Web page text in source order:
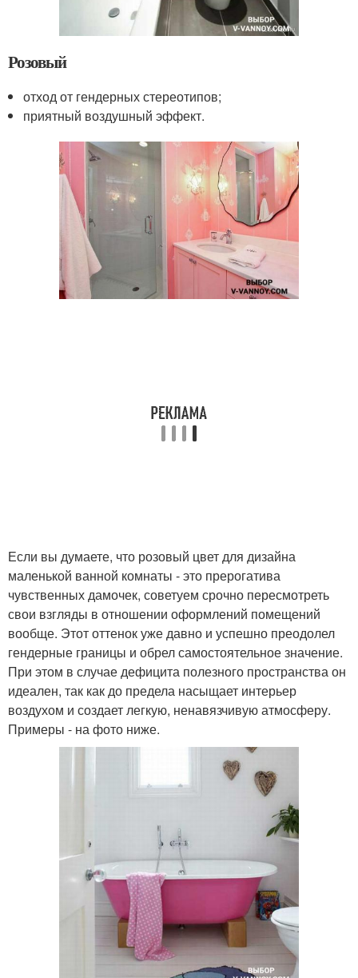
Розовый
отход от гендерных стереотипов;
приятный воздушный эффект.
Если вы думаете, что розовый цвет для дизайна
маленькой ванной комнаты - это прерогатива
чувственных дамочек, советуем срочно пересмотреть
свои взгляды в отношении оформлений помещений
вообще. Этот оттенок уже давно и успешно преодолел
гендерные границы и обрел самостоятельное значение.
При этом в случае дефицита полезного пространства он
идеален, так как до предела насыщает интерьер
воздухом и создает легкую, ненавязчивую атмосферу.
Примеры - на фото ниже.